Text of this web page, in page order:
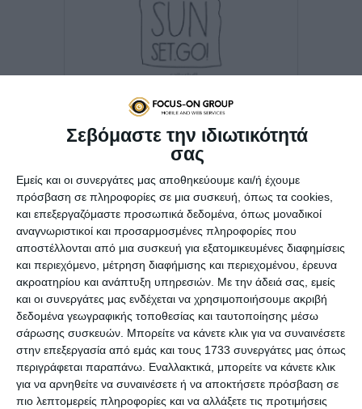
Σεβόμαστε την ιδιωτικότητά
σας
Εμείς και οι συνεργάτες μας αποθηκεύουμε και/ή έχουμε
πρόσβαση σε πληροφορίες σε μια συσκευή, όπως τα cookies,
και επεξεργαζόμαστε προσωπικά δεδομένα, όπως μοναδικοί
αναγνωριστικοί και προσαρμοσμένες πληροφορίες που
αποστέλλονται από μια συσκευή για εξατομικευμένες διαφημίσεις
και περιεχόμενο, μέτρηση διαφήμισης και περιεχομένου, έρευνα
ακροατηρίου και ανάπτυξη υπηρεσιών. Με την άδειά σας, εμείς
και οι συνεργάτες μας ενδέχεται να χρησιμοποιήσουμε ακριβή
δεδομένα γεωγραφικής τοποθεσίας και ταυτοποίησης μέσω
σάρωσης συσκευών. Μπορείτε να κάνετε κλικ για να συναινέσετε
στην επεξεργασία από εμάς και τους 1733 συνεργάτες μας όπως
περιγράφεται παραπάνω. Εναλλακτικά, μπορείτε να κάνετε κλικ
για να αρνηθείτε να συναινέσετε ή να αποκτήσετε πρόσβαση σε
πιο λεπτομερείς πληροφορίες και να αλλάξετε τις προτιμήσεις